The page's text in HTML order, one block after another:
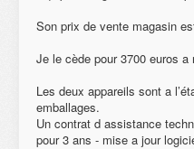
Son prix de vente magasin
Je le cède pour 3700 euros a
Les deux appareils sont a
emballages.
Un contrat d assistance
pour 3 ans - mise a jour